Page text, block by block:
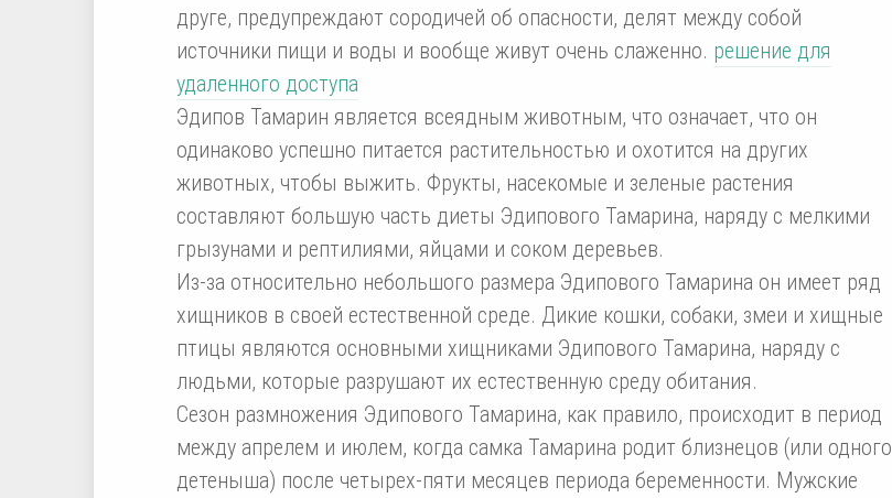
друге, предупреждают сородичей об опасности, делят между собой
источники пищи и воды и вообще живут очень слаженно. решение для
удаленного доступа
Эдипов Тамарин является всеядным животным, что означает, что он
одинаково успешно питается растительностью и охотится на других
животных, чтобы выжить. Фрукты, насекомые и зеленые растения
составляют большую часть диеты Эдипового Тамарина, наряду с мелкими
грызунами и рептилиями, яйцами и соком деревьев.
Из-за относительно небольшого размера Эдипового Тамарина он имеет ряд
хищников в своей естественной среде. Дикие кошки, собаки, змеи и хищные
птицы являются основными хищниками Эдипового Тамарина, наряду с
людьми, которые разрушают их естественную среду обитания.
Сезон размножения Эдипового Тамарина, как правило, происходит в период
между апрелем и июлем, когда самка Тамарина родит близнецов (или одного
детеныша) после четырех-пяти месяцев периода беременности. Мужские